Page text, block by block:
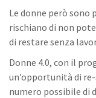
Le donne però sono
rischiano di non
di restare senza
Donne 4.0, con il
un’opportunità di
numero possibile di